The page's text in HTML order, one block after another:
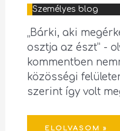
Személyes blog
„Bárki, aki
osztja az észt” -
kommentben
közösségi
szerint így volt
ELOLVASOM »